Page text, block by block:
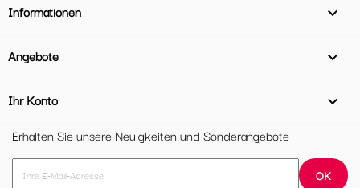
Informationen 
Angebote 
Ihr Konto

Erhalten Sie unsere Neuigkeiten und Sonderangebote